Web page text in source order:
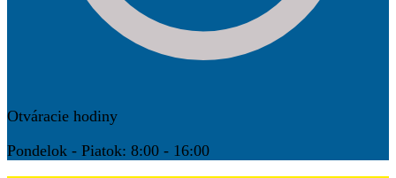
Otváracie hodiny
Pondelok - Piatok: 8:00 - 16:00